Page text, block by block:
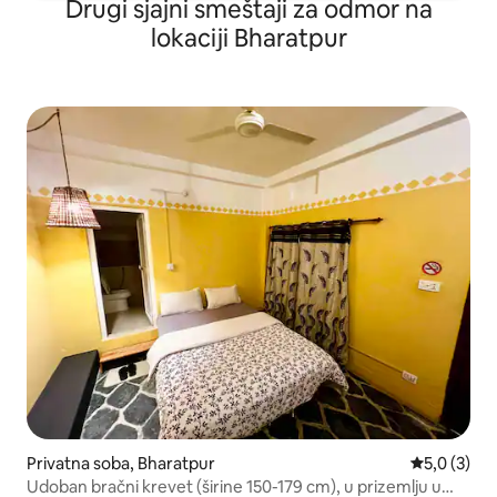
Drugi sjajni smeštaji za odmor na
lokaciji Bharatpur
Privatna soba, Bharatpur Prosečna
5,0 (3)
Udoban bračni krevet (širine 150-179 cm), u prizemlju u